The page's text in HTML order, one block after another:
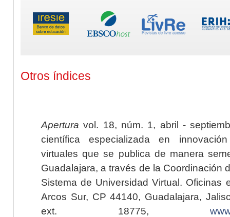
Otros índices
Apertura vol. 18, núm. 1, abril -
científica especializada en
virtuales que se publica de manera
Guadalajara, a través de la Coordinación
Sistema de Universidad Virtual. Oficinas
Arcos Sur, CP 44140, Guadalajara,
ext. 18775,